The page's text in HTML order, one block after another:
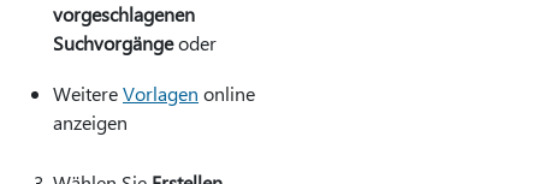
vorgeschlagenen
Suchvorgängeoder
WeitereVorlagen online
anzeigen